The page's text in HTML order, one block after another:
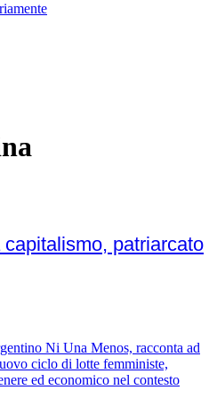
patriarcato
Ni Una Menos, racconta ad
ciclo di lotte femministe,
ed economico nel contesto